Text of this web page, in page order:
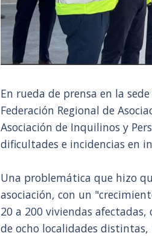
En rueda de prensa en la
Federación Regional de
Asociación de Inquilinos y
dificultades e incidencias en
Una problemática que hizo
asociación, con un
20 a 200 viviendas
de ocho localidades